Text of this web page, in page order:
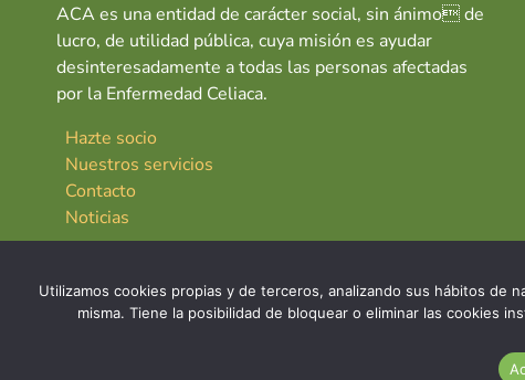
ACA es una entidad de carácter social, sin ánimo de
lucro, de utilidad pública, cuya misión es ayudar
desinteresadamente a todas las personas afectadas
por la Enfermedad Celiaca.
Hazte socio
Nuestros servicios
Contacto
Noticias
Utilizamos cookies propias y de terceros, analizando sus hábitos de
misma. Tiene la posibilidad de bloquear o eliminar las cookies